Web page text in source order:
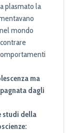
plasmato la
mondo
ma
dagli
studi della